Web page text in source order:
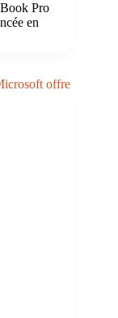
Pro
en